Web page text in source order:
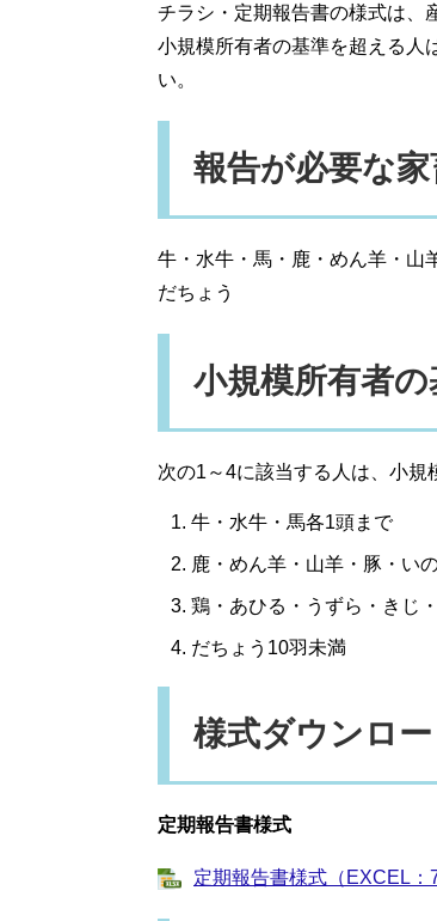
チラシ・定期報告書の様式は、
小規模所有者の基準を超える人
い。
報告が必要な
牛・水牛・馬・鹿・めん羊・山
だちょう
小規模所有者の
次の1～4に該当する人は、小規
牛・水牛・馬各1頭まで
鹿・めん羊・山羊・豚・い
鶏・あひる・うずら・きじ
だちょう10羽未満
様式ダウンロー
定期報告書様式
定期報告書様式（EXCEL：